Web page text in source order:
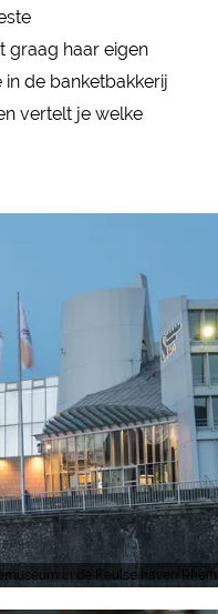
graag haar eigen
in de banketbakkerij
vertelt je welke
in de Keulse haven